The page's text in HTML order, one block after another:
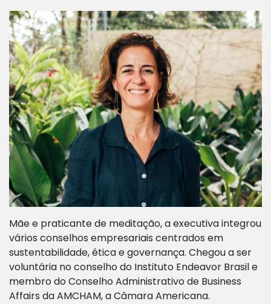
Mãe e praticante de meditação, a executiva integrou
vários conselhos empresariais centrados em
sustentabilidade, ética e governança. Chegou a ser
voluntária no conselho do Instituto Endeavor Brasil e
membro do Conselho Administrativo de Business
Affairs da AMCHAM, a Câmara Americana.